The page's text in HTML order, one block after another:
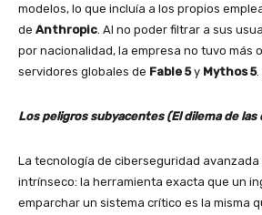
modelos, lo que incluía a los propios
de Anthropic . Al no poder filtrar a sus
por nacionalidad, la empresa no tuvo más
servidores globales de Fable 5y Mythos 5.
Los peligros subyacentes (El dilema de las
La tecnología de ciberseguridad
intrínseco: la herramienta exacta que un
emparchar un sistema crítico es la misma